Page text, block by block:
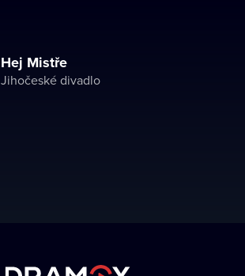
Hej Mistře
Jihočeské divadlo